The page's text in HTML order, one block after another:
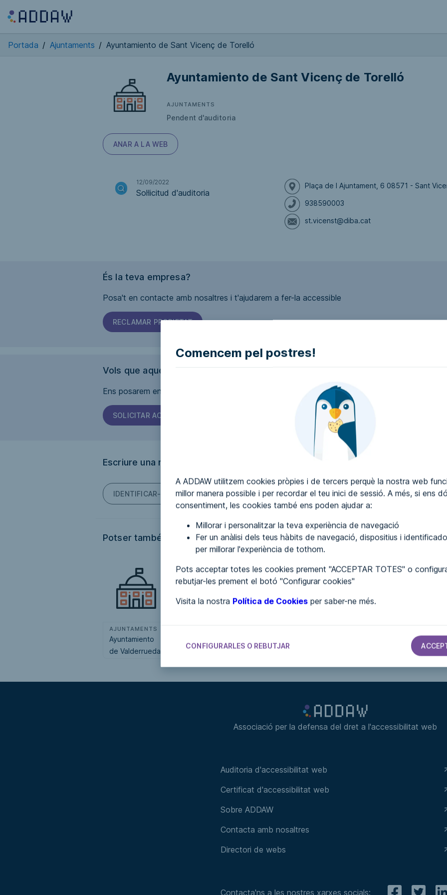
Comencem pel postres!
A ADDAW utilitzem cookies pròpies i de tercers perquè la nostra web
millor manera possible i per recordar el teu inici de sessió. A més, si ens
consentiment, les cookies també ens poden ajudar a:
Millorar i personalitzar la teva experiència de navegació
Fer un anàlisi dels teus hàbits de navegació, dispositius i
per millorar l'experiència de tothom.
Pots acceptar totes les cookies prement "ACCEPTAR TOTES" o
rebutjar-les prement el botó "Configurar cookies"
Visita la nostra Política de Cookies per saber-ne més.
CONFIGURARLES O REBUTJAR
Portada / Ajuntaments / Ayuntamiento de Sant Vicenç de Torelló
Ayuntamiento de Sant Vicenç de Torelló
AJUNTAMENTS
Pendent d'auditoria
ANAR A LA WEB
12/09/2022
Sol·licitud d'auditoria
Plaça de l Ajuntament, 6 08571 - Sant
938590003
st.vicenst@diba.cat
És la teva empresa?
Posa't en contacte amb nosaltres i t'ajudarem a fer-la accessible
RECLAMAR PROPIETAT
Vols que aquesta pàgina sigui accessible?
Ens posarem en contacte amb l'empresa i intentarem que la facin accessible..
SOLICITAR ACCESSIBILITAT
Escriure una ressenya
IDENTIFICAR-TE PER PODER ESCRIURE COMENTARIS
Potser també t'interessi...
AJUNTAMENTS
Ayuntamiento
de Valderrueda
de Hermigua
de Fuengirola
Ayuntamiento
de Vidreres
Associació per la defensa del dret a l'accessibilitat web
Auditoria d'accessibilitat web
Certificat d'accessibilitat web
Sobre ADDAW
Contacta amb nosaltres
Directori de webs
Contacta'ns a les nostres xarxes socials: